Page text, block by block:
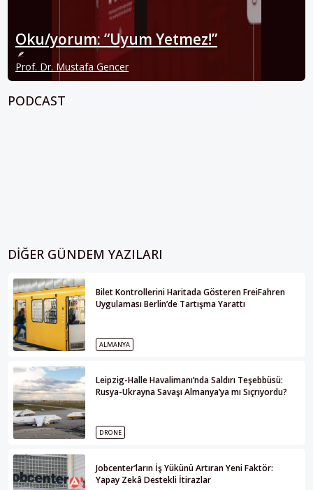
Oku/yorum: “Uyum Yetmez!”
Prof. Dr. Mustafa Gencer
PODCAST
DIĞER GÜNDEM YAZILARI
Bilet Kontrollerini Haritada Gösteren FreiFahren
Uygulaması Berlin’de Tartışma Yarattı
ALMANYA
Leipzig-Halle Havalimanı’nda Saldırı Teşebbüsü:
Rusya-Ukrayna Savaşı Almanya’ya mı Sıçrıyordu?
DRONE
Jobcenter’ların İş Yükünü Artıran Yeni Faktör:
Yapay Zekâ Destekli İtirazlar